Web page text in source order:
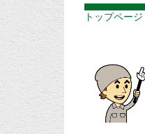
トップページ